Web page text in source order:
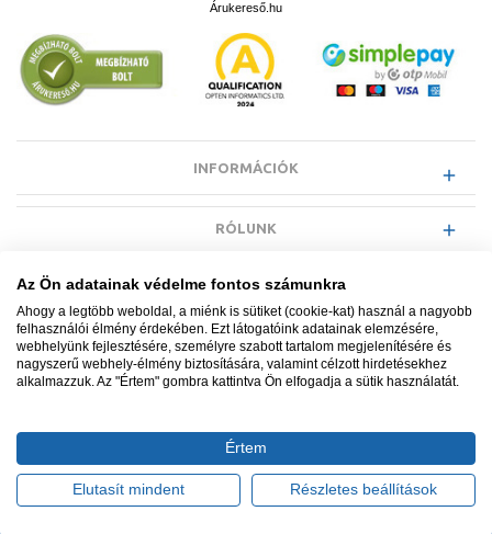
Árukereső.hu
INFORMÁCIÓK
RÓLUNK
EGYÉB INFORMÁCIÓK
VÁSÁRLÓI INFORMÁCIÓK
Minden jog fenntartva. © Adatkezelés nyilvántartási száma NAIH-
Ügyfélszolgálat: +36 1 700 3500
Az Ön adatainak védelme fontos számunkra
Ahogy a legtöbb weboldal, a miénk is sütiket (cookie-kat) használ a nagyobb
felhasználói élmény érdekében. Ezt látogatóink adatainak elemzésére,
webhelyünk fejlesztésére, személyre szabott tartalom megjelenítésére és
nagyszerű webhely-élmény biztosítására, valamint célzott hirdetésekhez
alkalmazzuk. Az "Értem" gombra kattintva Ön elfogadja a sütik használatát.
Értem
Elutasít mindent Részletes beállítások